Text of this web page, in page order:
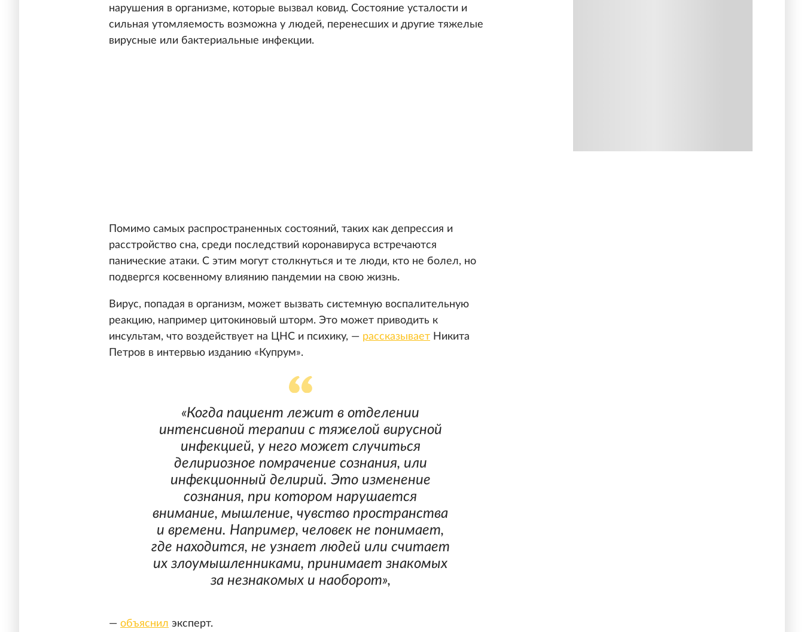
нарушения в организме, которые вызвал ковид. Состояние усталости и
сильная утомляемость возможна у людей, перенесших и другие тяжелые
вирусные или бактериальные инфекции.
Помимо самых распространенных состояний, таких как депрессия и
расстройство сна, среди последствий коронавируса встречаются
панические атаки. С этим могут столкнуться и те люди, кто не болел, но
подвергся косвенному влиянию пандемии на свою жизнь.
Вирус, попадая в организм, может вызвать системную воспалительную
реакцию, например цитокиновый шторм. Это может приводить к
инсультам, что воздействует на ЦНС и психику, — рассказывает Никита
Петров в интервью изданию «Купрум».
«Когда пациент лежит в отделении
интенсивной терапии с тяжелой вирусной
инфекцией, у него может случиться
делириозное помрачение сознания, или
инфекционный делирий. Это изменение
сознания, при котором нарушается
внимание, мышление, чувство пространства
и времени. Например, человек не понимает,
где находится, не узнает людей или считает
их злоумышленниками, принимает знакомых
за незнакомых и наоборот»,
— объяснил эксперт.